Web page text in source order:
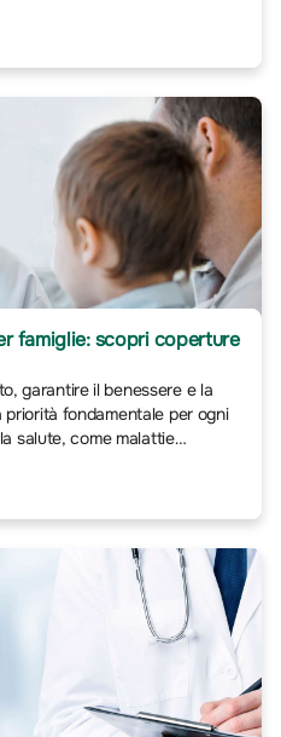
possono essere
famiglie: scopri coperture
garantire il benessere e la
fondamentale per ogni
salute, come malattie
emotiva, ma anche un onere